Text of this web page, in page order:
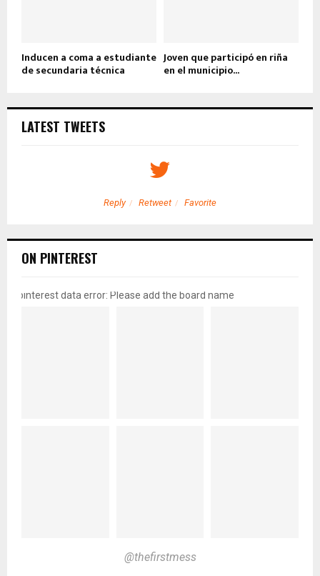
Inducen a coma a estudiante
de secundaria técnica
Joven que participó en riña
en el municipio...
LATEST TWEETS
Reply Retweet Favorite
ON PINTEREST
pinterest data error: Please add the board name
@thefirstmess